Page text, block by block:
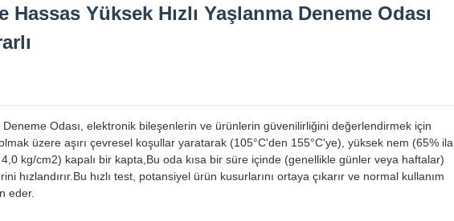
Yüksek Hızlı Yaşlanma Deneme Odası
Deneme Odası, elektronik bileşenlerin ve ürünlerin güvenilirliğini değerlendirmek için
üzere aşırı çevresel koşullar yaratarak (105°C'den 155°C'ye), yüksek nem (65% ila
kg/cm2) kapalı bir kapta,Bu oda kısa bir süre içinde (genellikle günler veya haftalar)
hızlandırır.Bu hızlı test, potansiyel ürün kusurlarını ortaya çıkarır ve normal kullanım
eder.